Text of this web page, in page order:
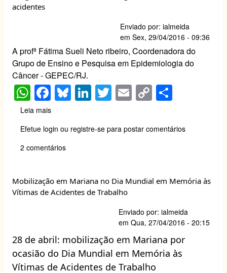
p
acidentes
Enviado por: ialmeida
em Sex, 29/04/2016 - 09:36
A profª Fátima Sueli Neto ribeiro, Coordenadora do
Grupo de Ensino e Pesquisa em Epidemiologia do
Câncer - GEPEC/RJ.
W
h
at
s
A
p
F
a
c
e
b
o
Bl
u
e
sk
Li
n
k
e
T
wi
tt
er
E
m
ail
C
o
p
y
k
ar
e
Leia mais
de
pela
sessão
solene
em
homenagem
às
vítimas
Efetue login ou registre-se para postar comentários
2 comentários
Mobilização em Mariana no Dia Mundial em Memória às
Vítimas de Acidentes de Trabalho
Enviado por: ialmeida
em Qua, 27/04/2016 - 20:15
28 de abril: mobilização em Mariana por
ocasião do Dia Mundial em Memória às
Vítimas de Acidentes de Trabalho